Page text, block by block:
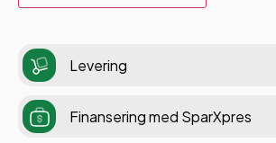
Levering
Finansering med SparXpres